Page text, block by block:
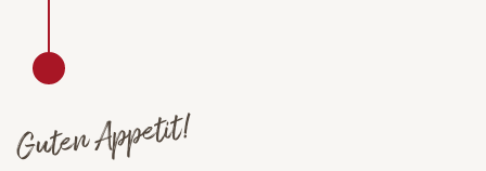
Guten Appetit!